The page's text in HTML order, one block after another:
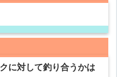
に対して釣り合うかは